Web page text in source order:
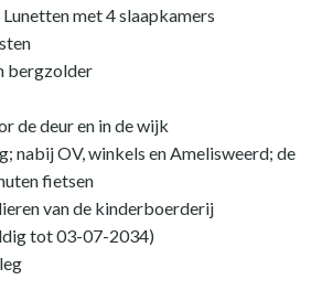
met 4 slaapkamers
bergzolder
de deur en in de wijk
nabij OV, winkels en Amelisweerd; de
fietsen
van de kinderboerderij
tot 03-07-2034)